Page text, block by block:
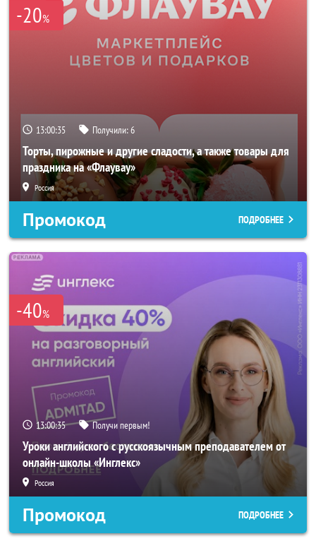
-20%
13:00:33 Получили:6
Торты, пирожные и другие сладости, а также товары для
праздника на «Флаувау»
Россия
Промокод ПОДРОБНЕЕ
-40%
13:00:33 Получи первым!
Уроки английского с русскоязычным преподавателем от
онлайн-школы «Инглекс»
Россия
Промокод ПОДРОБНЕЕ